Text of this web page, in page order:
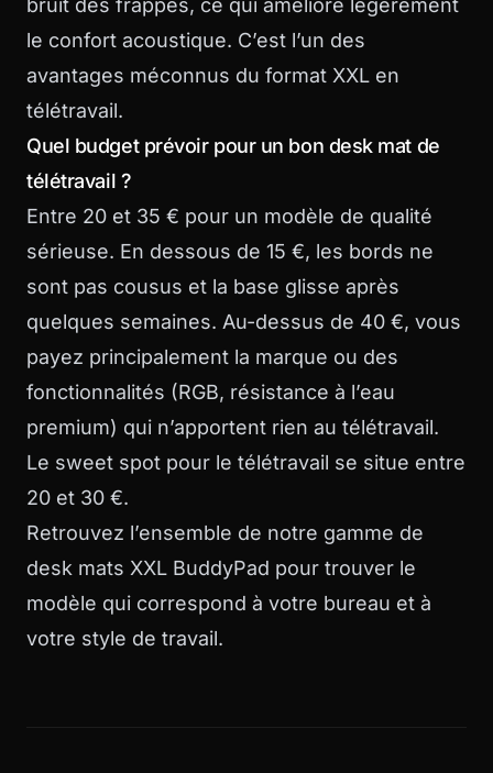
bruit des frappes, ce qui améliore légèrement
le confort acoustique. C’est l’un des
avantages méconnus du format XXL en
télétravail.
Quel budget prévoir pour un bon desk mat de
télétravail ?
Entre 20 et 35 € pour un modèle de qualité
sérieuse. En dessous de 15 €, les bords ne
sont pas cousus et la base glisse après
quelques semaines. Au-dessus de 40 €, vous
payez principalement la marque ou des
fonctionnalités (RGB, résistance à l’eau
premium) qui n’apportent rien au télétravail.
Le sweet spot pour le télétravail se situe entre
20 et 30 €.
Retrouvez l’ensemble de notre gamme de
desk mats XXL BuddyPad pour trouver le
modèle qui correspond à votre bureau et à
votre style de travail.